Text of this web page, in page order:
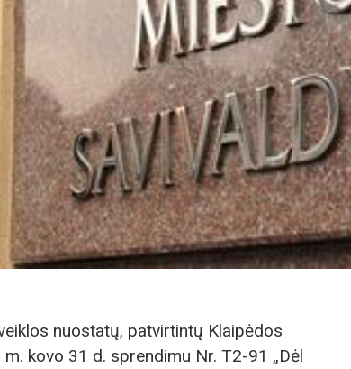
nuostatų, patvirtintų Klaipėdos
kovo 31 d. sprendimu Nr. T2-91 „Dėl